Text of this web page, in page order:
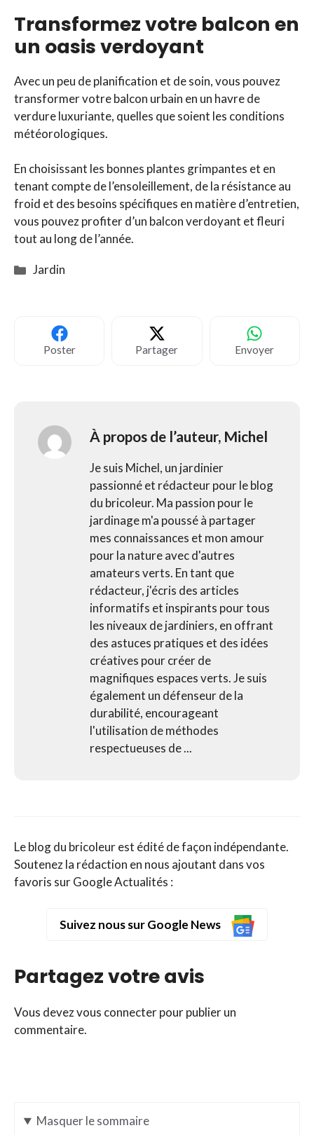
Transformez votre balcon en
un oasis verdoyant
Avec un peu de planification et de soin, vous pouvez
transformer votre balcon urbain en un havre de
verdure luxuriante, quelles que soient les conditions
météorologiques.
En choisissant les bonnes plantes grimpantes et en
tenant compte de l’ensoleillement, de la résistance au
froid et des besoins spécifiques en matière d’entretien,
vous pouvez profiter d’un balcon verdoyant et fleuri
tout au long de l’année.
Catégories
Jardin
Poster Partager Envoyer
À propos de l’auteur, Michel
Je suis Michel, un jardinier
passionné et rédacteur pour le blog
du bricoleur. Ma passion pour le
jardinage m'a poussé à partager
mes connaissances et mon amour
pour la nature avec d'autres
amateurs verts. En tant que
rédacteur, j'écris des articles
informatifs et inspirants pour tous
les niveaux de jardiniers, en offrant
des astuces pratiques et des idées
créatives pour créer de
magnifiques espaces verts. Je suis
également un défenseur de la
durabilité, encourageant
l'utilisation de méthodes
respectueuses de ...
Le blog du bricoleur est édité de façon indépendante.
Soutenez la rédaction en nous ajoutant dans vos
favoris sur Google Actualités :
Suivez nous sur Google News
Partagez votre avis
Vous devezvous connecterpour publier un
commentaire.
Masquerle sommaire